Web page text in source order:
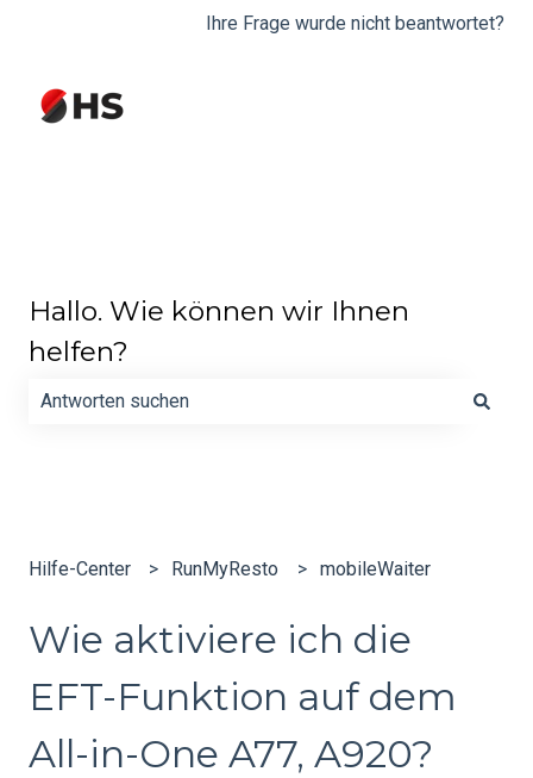
Ihre Frage wurde nicht beantwortet?
Hallo. Wie können wir Ihnen
helfen?
Hilfe-Center RunMyResto mobileWaiter
Wie aktiviere ich die
EFT-Funktion auf dem
All-in-One A77, A920?